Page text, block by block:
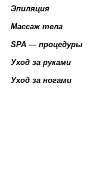
Эпиляция
Массаж тела
SPA — процедуры
Уход за руками
Уход за ногами